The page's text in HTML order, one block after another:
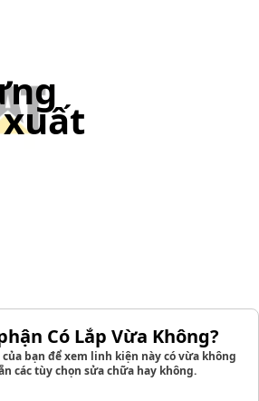
Có Lắp Vừa Không?
bạn để xem linh kiện này có vừa không
các tùy chọn sửa chữa hay không.